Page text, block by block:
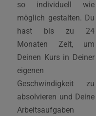
so individuell wie
möglich gestalten. Du
hast bis zu 24
Monaten Zeit, um
Deinen Kurs in Deiner
eigenen
Geschwindigkeit zu
absolvieren und Deine
Arbeitsaufgaben
verstandenes so
nachzuhören um die
Multiple Choice
Fragen am Ende jeden
Kapitels zu
beantworten. Hast Du
alle Videos angesehen
und die Fragen
beantwortet sowie